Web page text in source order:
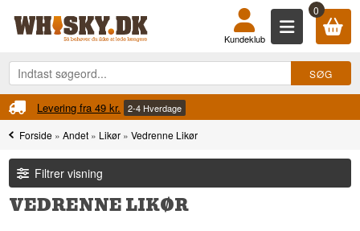
0
Kundeklub
2-4 Hverdage
Forside »Andet » Likør »Vedrenne Likør
Filtrer visning
VEDRENNE LIKØR